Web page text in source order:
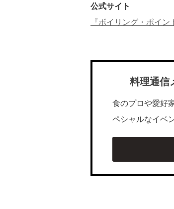
公式サイト
『ボイリング・ポイン
料理通信
食のプロや愛好
ペシャルなイベ